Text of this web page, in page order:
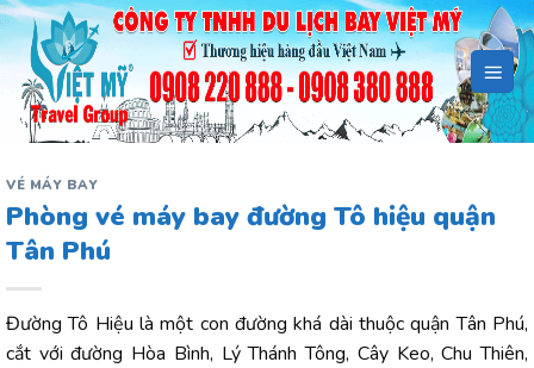
Bỏ
qua
dung
VÉ MÁY BAY
Phòng vé máy bay đường Tô hiệu quận
Tân Phú
Đường Tô Hiệu là một con đường khá dài thuộc quận Tân Phú,
cắt với đường Hòa Bình, Lý Thánh Tông, Cây Keo, Chu Thiên,